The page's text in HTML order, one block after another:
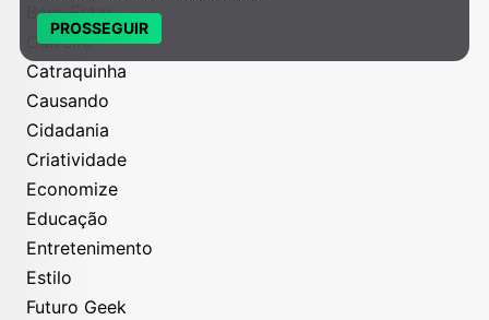
Bem-Estar
Carreira
Catraquinha
Causando
Cidadania
Criatividade
Economize
Educação
Entretenimento
Estilo
Futuro Geek
PROSSEGUIR